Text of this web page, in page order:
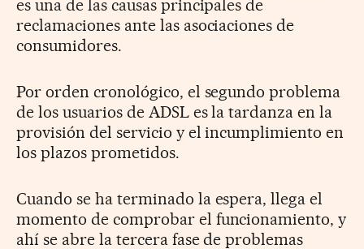
es una de las causas principales de
reclamaciones ante las asociaciones de
consumidores.
Por orden cronológico, el segundo problema
de los usuarios de ADSL es la tardanza en la
provisión del servicio y el incumplimiento en
los plazos prometidos.
Cuando se ha terminado la espera, llega el
momento de comprobar el funcionamiento, y
ahí se abre la tercera fase de problemas